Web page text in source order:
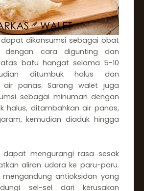
dikonsumsi sebagai obat
dengan cara digunting dan
batu hangat selama 5-10
ditumbuk halus dan
air panas. Sarang walet juga
sebagai minuman dengan
halus, ditambahkan air panas,
kemudian diaduk hingga
dapat mengurangi rasa sesak
aliran udara ke paru-paru.
antioksidan yang
sel-sel dari kerusakan